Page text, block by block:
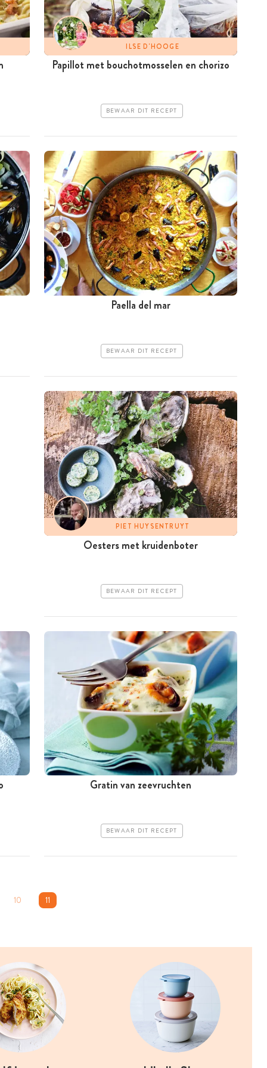
ILSE D'HOOGE
Papillot met bouchotmosselen en chorizo
BEWAAR DIT RECEPT
Paella del mar
BEWAAR DIT RECEPT
PIET HUYSENTRUYT
Oesters met kruidenboter
BEWAAR DIT RECEPT
Gratin van zeevruchten
BEWAAR DIT RECEPT
10 11